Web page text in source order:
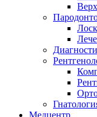
Медцентр